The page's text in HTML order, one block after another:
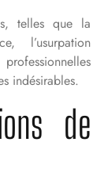
telles que la
l’usurpation
indésirables.
de